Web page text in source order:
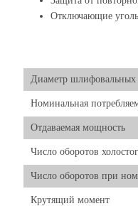
Отключающие
Диаметр шлифовальных
Номинальная
Отдаваемая мощность
Число оборотов
Число оборотов при
Крутящий момент